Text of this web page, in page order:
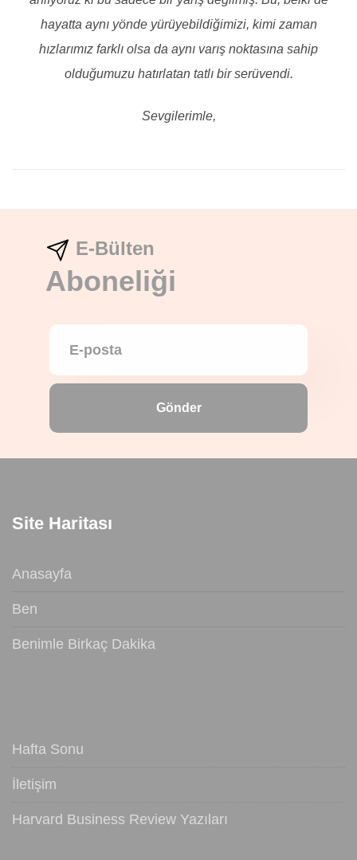
hayatta aynı yönde yürüyebildiğimizi, kimi zaman
hızlarımız farklı olsa da aynı varış noktasına sahip
olduğumuzu hatırlatan tatlı bir serüvendi.
Sevgilerimle,
E-Bülten
Aboneliği
Gönder
Site Haritası
Anasayfa
Ben
Benimle Birkaç Dakika
Hafta Sonu
İletişim
Harvard Business Review Yazıları